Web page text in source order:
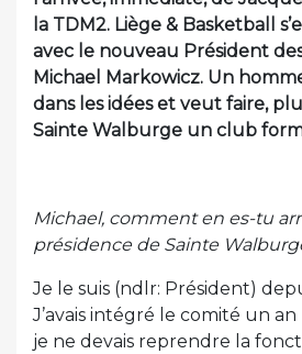
la TDM2. Liège & Basketball
avec le nouveau Président
Michael Markowicz. Un
dans les idées et veut faire,
Sainte Walburge un club
Michael, comment en es-tu
présidence de Sainte
Je le suis (ndlr: Président)
J’avais intégré le comité un
je ne devais reprendre la